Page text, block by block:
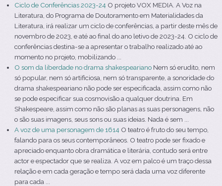
Ciclo de Conferências 2023-24 O projeto VOX MEDIA. A Voz na
Literatura, do Programa de Doutoramento em Materialidades da
Literatura, irá realizar um ciclo de conferências, a partir deste mês de
novembro de 2023, e até ao final do ano letivo de 2023-24. O ciclo de
conferências destina-se a apresentar o trabalho realizado até ao
momento no projeto, mobilizando ...
O som da liberdade no drama shakespeariano Nem só erudito, nem
só popular, nem só artificiosa, nem só transparente, a sonoridade do
drama shakespeariano não pode ser especificada, assim como não
se pode especificar sua cosmovisão a qualquer doutrina. Em
Shakespeare, assim como não são planas as suas personagens, não
o são suas imagens, seus sons ou suas ideias. Nada é sem ...
A voz de uma personagem de 1614 O teatro é fruto do seu tempo,
falando para os seus contemporâneos. O teatro pode ser fixado e
apreciado enquanto obra dramática e literária, contudo será entre
actor e espectador que se realiza. A voz em palco é um traço dessa
relação e em cada geração e tempo será dada uma voz diferente
para cada ...